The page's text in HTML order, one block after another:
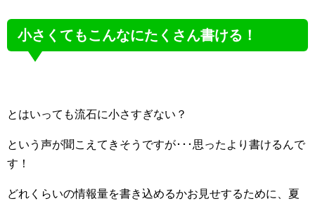
小さくてもこんなにたくさん書ける！
とはいっても流石に小さすぎない？
という声が聞こえてきそうですが･･･思ったより書けるんで
す！
どれくらいの情報量を書き込めるかお見せするために、夏